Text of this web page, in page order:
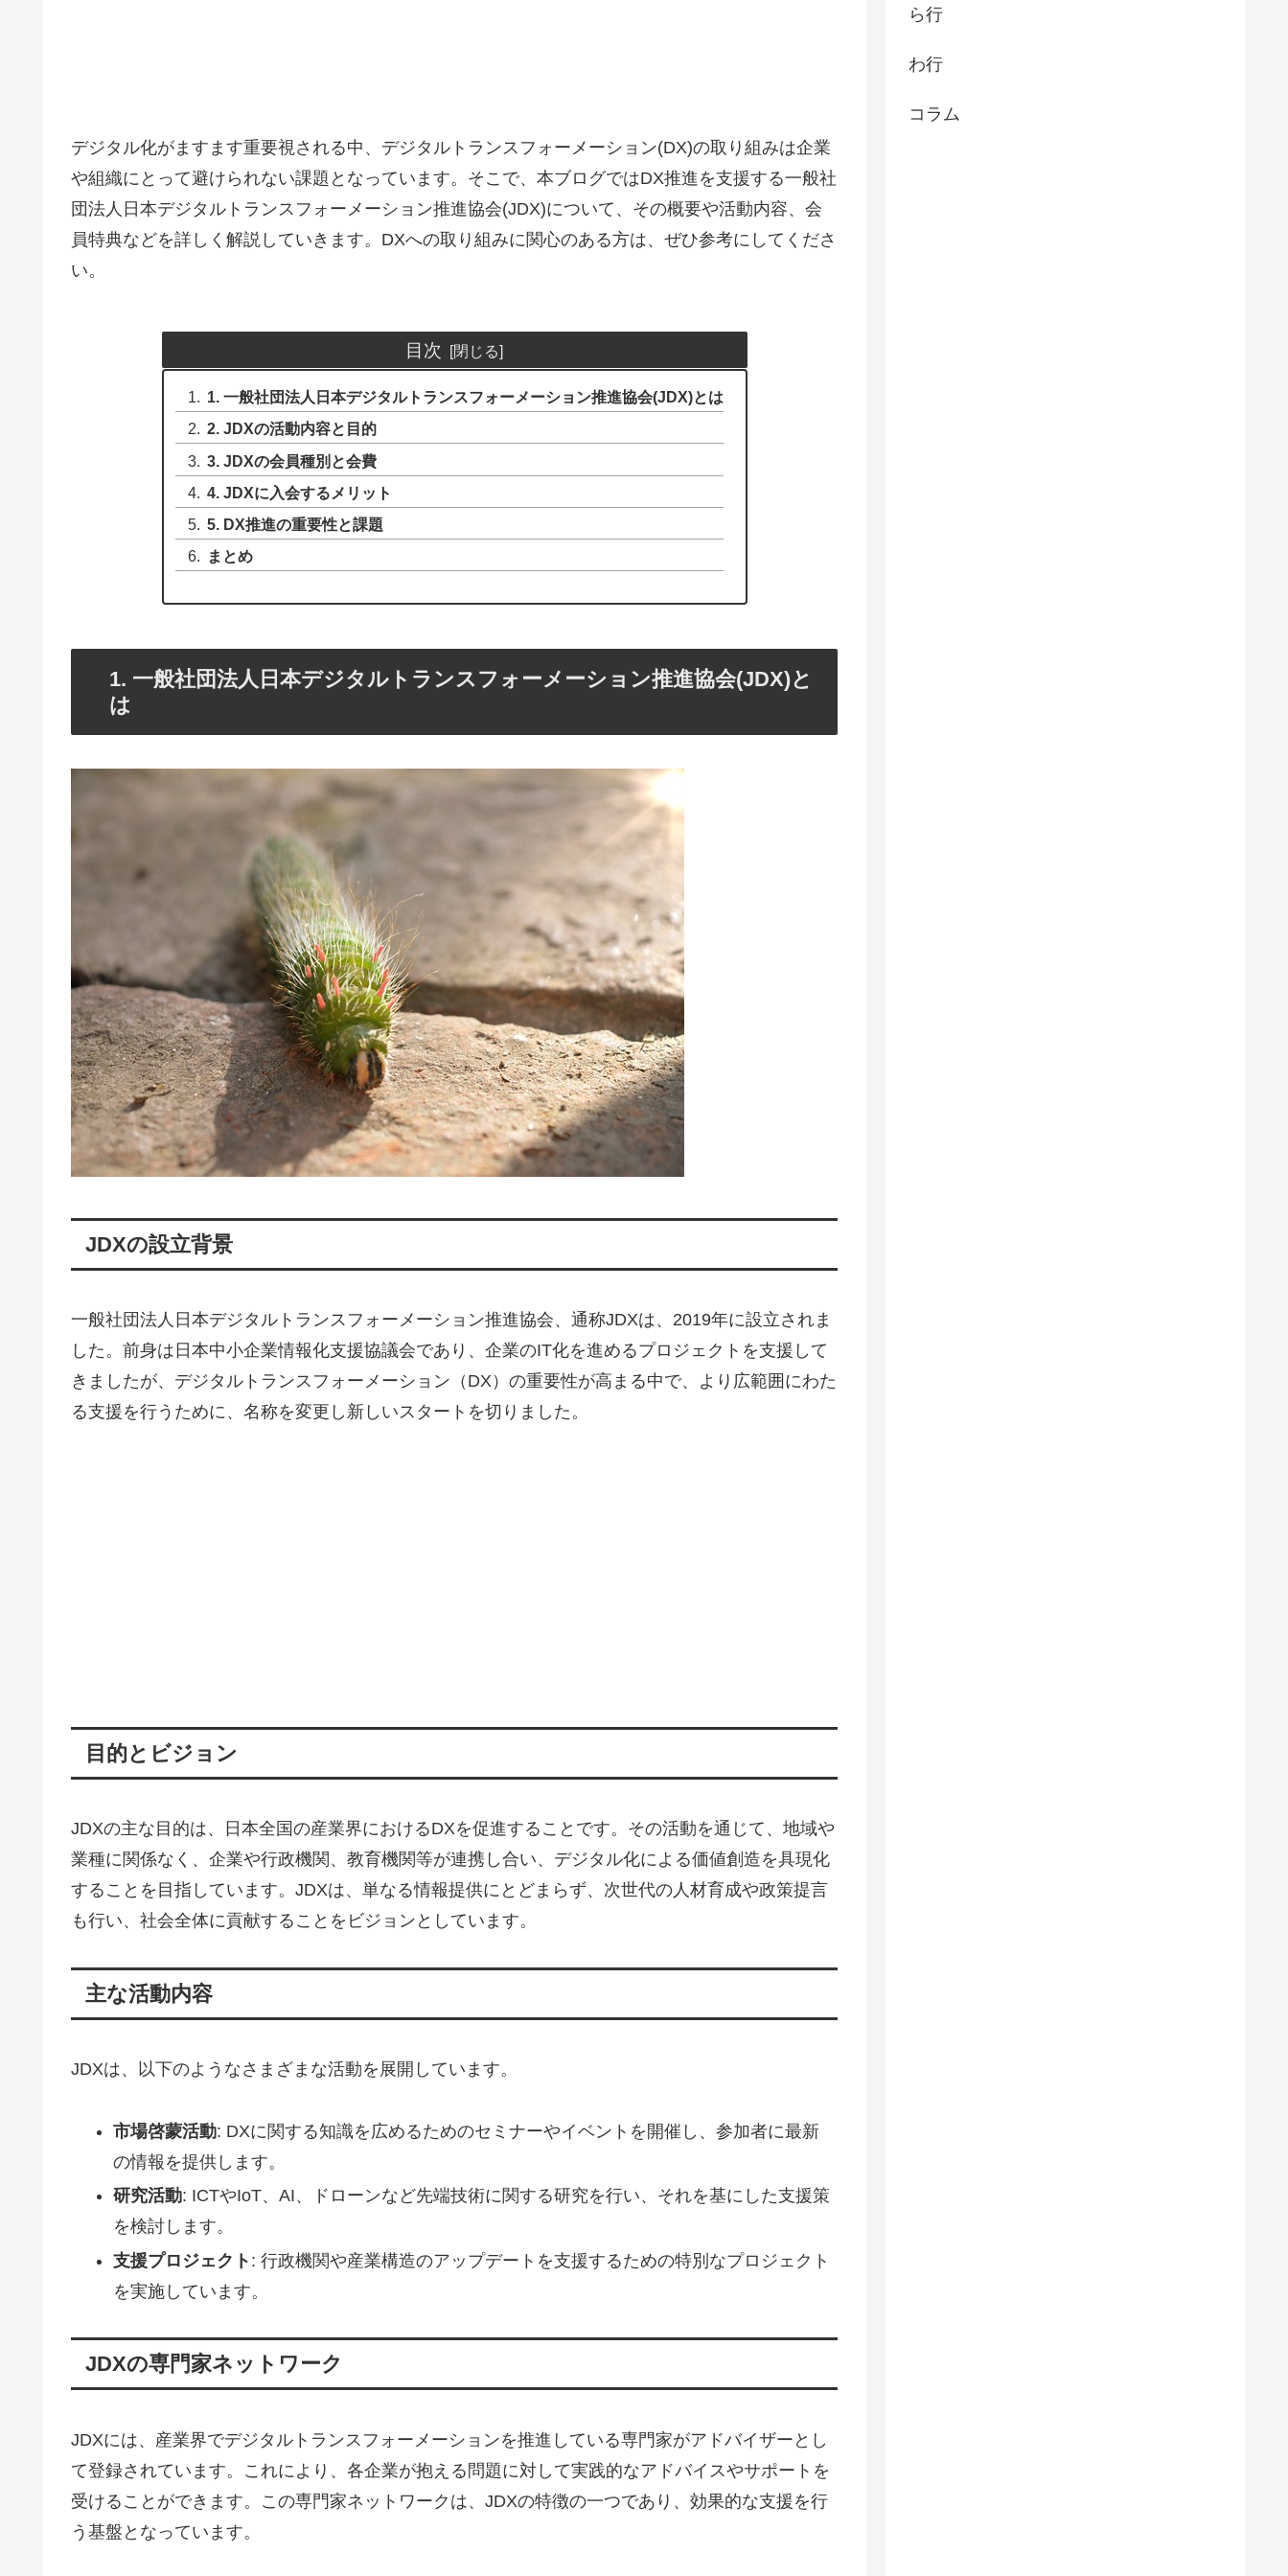
デジタル化がますます重要視される中、デジタルトランスフォーメーション(DX)の取り組みは企業
や組織にとって避けられない課題となっています。そこで、本ブログではDX推進を支援する一般社
団法人日本デジタルトランスフォーメーション推進協会(JDX)について、その概要や活動内容、会
員特典などを詳しく解説していきます。DXへの取り組みに関心のある方は、ぜひ参考にしてくださ
い。
目次
1. 一般社団法人日本デジタルトランスフォーメーション推進協会(JDX)とは
2. JDXの活動内容と目的
3. JDXの会員種別と会費
4. JDXに入会するメリット
5. DX推進の重要性と課題
まとめ
1. 一般社団法人日本デジタルトランスフォーメーション推進協会(JDX)と
は
JDXの設立背景
一般社団法人日本デジタルトランスフォーメーション推進協会、通称JDXは、2019年に設立されま
した。前身は日本中小企業情報化支援協議会であり、企業のIT化を進めるプロジェクトを支援して
きましたが、デジタルトランスフォーメーション（DX）の重要性が高まる中で、より広範囲にわた
る支援を行うために、名称を変更し新しいスタートを切りました。
目的とビジョン
JDXの主な目的は、日本全国の産業界におけるDXを促進することです。その活動を通じて、地域や
業種に関係なく、企業や行政機関、教育機関等が連携し合い、デジタル化による価値創造を具現化
することを目指しています。JDXは、単なる情報提供にとどまらず、次世代の人材育成や政策提言
も行い、社会全体に貢献することをビジョンとしています。
主な活動内容
JDXは、以下のようなさまざまな活動を展開しています。
市場啓蒙活動: DXに関する知識を広めるためのセミナーやイベントを開催し、参加者に最新
の情報を提供します。
研究活動: ICTやIoT、AI、ドローンなど先端技術に関する研究を行い、それを基にした支援策
を検討します。
支援プロジェクト : 行政機関や産業構造のアップデートを支援するための特別なプロジェクト
を実施しています。
JDXの専門家ネットワーク
JDXには、産業界でデジタルトランスフォーメーションを推進している専門家がアドバイザーとし
て登録されています。これにより、各企業が抱える問題に対して実践的なアドバイスやサポートを
受けることができます。この専門家ネットワークは、JDXの特徴の一つであり、効果的な支援を行
う基盤となっています。
ら行
わ行
コラム